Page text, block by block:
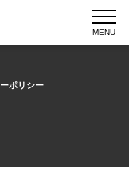
MENU
ポリシー